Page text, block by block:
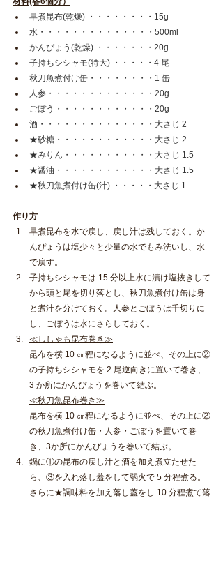
早煮昆布(乾燥) ・・・・・・・・15g
水・・・・・・・・・・・・・・500ml
かんぴょう(乾燥) ・・・・・・・20g
子持ちシシャモ(特大) ・・・・・4 尾
秋刀魚煮付け缶・・・・・・・・1 缶
人参・・・・・・・・・・・・・20g
ごぼう・・・・・・・・・・・・20g
酒・・・・・・・・・・・・・・大さじ 2
★砂糖・・・・・・・・・・・・大さじ 2
★みりん・・・・・・・・・・・大さじ 1.5
★醤油・・・・・・・・・・・・大さじ 1.5
★秋刀魚煮付け缶(汁) ・・・・・大さじ 1
作り方
早煮昆布を水で戻し、戻し汁は残しておく。か
んぴょうは塩少々と少量の水でもみ洗いし、水
で戻す。
子持ちシシャモは 15 分以上水に漬け塩抜きして
から頭と尾を切り落とし、秋刀魚煮付け缶は身
と煮汁を分けておく。人参とごぼうは千切りに
し、ごぼうは水にさらしておく。
≪ししゃも昆布巻き≫
昆布を横 10 ㎝程になるように並べ、その上に②
の子持ちシシャモを 2 尾逆向きに置いて巻き、
3 か所にかんぴょうを巻いて結ぶ。
≪秋刀魚昆布巻き≫
昆布を横 10 ㎝程になるように並べ、その上に②
の秋刀魚煮付け缶・人参・ごぼうを置いて巻
き、3か所にかんぴょうを巻いて結ぶ。
鍋に①の昆布の戻し汁と酒を加え煮立たせた
ら、③を入れ落し蓋をして弱火で 5 分程煮る。
さらに★調味料を加え落し蓋をし 10 分程煮て落